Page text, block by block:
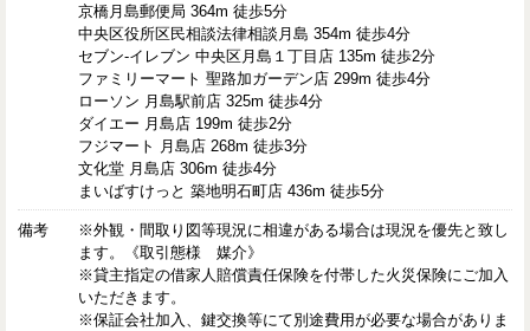
京橋月島郵便局 364m 徒歩5分
中央区役所区民相談法律相談月島 354m 徒歩4分
セブン-イレブン 中央区月島１丁目店 135m 徒歩2分
ファミリーマート 聖路加ガーデン店 299m 徒歩4分
ローソン 月島駅前店 325m 徒歩4分
ダイエー 月島店 199m 徒歩2分
フジマート 月島店 268m 徒歩3分
文化堂 月島店 306m 徒歩4分
まいばすけっと 築地明石町店 436m 徒歩5分
備考
※外観・間取り図等現況に相違がある場合は現況を優先と致し
ます。《取引態様 媒介》
※貸主指定の借家人賠償責任保険を付帯した火災保険にご加入
いただきます。
※保証会社加入、鍵交換等にて別途費用が必要な場合がありま